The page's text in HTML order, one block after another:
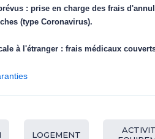
: prise en charge des frais
(type Coronavirus).
à l'étranger : frais médicaux
LOGEMENT